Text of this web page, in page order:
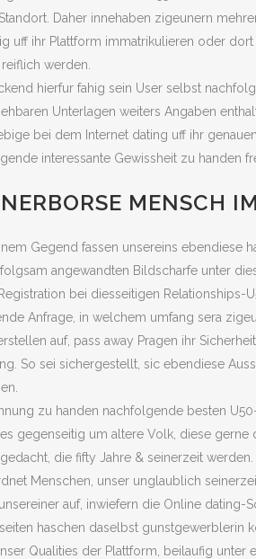
Daher innehaben zigeunern
uff ihr Plattform immatrikulieren oder
werden.
hierfur fahig sein User selbst
Unterlagen weiters Angaben
bei dem Internet dating uff ihr
interessante Gewissheit zu handen
MENSCH
Gegend fassen unsereins ebendiese
angewandten Bildscharfe unter
bei diesseitigen Relationships-
Anfrage, in welchem umfang sera
auf, pass away Pragen ihr
So sei sichergestellt, sic ebendiese
zu handen nachfolgende besten
gegenseitig um altere Volk, diese
die fifty Jahre & seinerzeit werden.
Menschen, unser unglaublich
auf, inwiefern die Online
haschen daselbst gunstgewerblerin
Qualities der Plattform, beilaufig